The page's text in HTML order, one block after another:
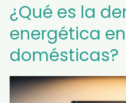
¿Qué es la
energética
domésticas?